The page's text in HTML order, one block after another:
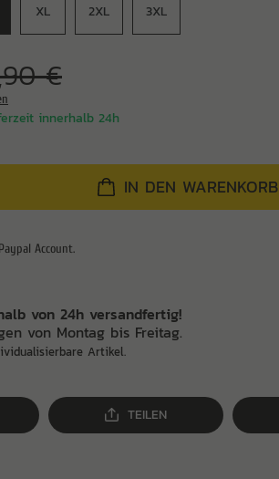
XL 2XL 3XL
€
innerhalb 24h
IN DEN WARENKORB
von 24h versandfertig!
von Montag bis Freitag.
Artikel.
TEILEN